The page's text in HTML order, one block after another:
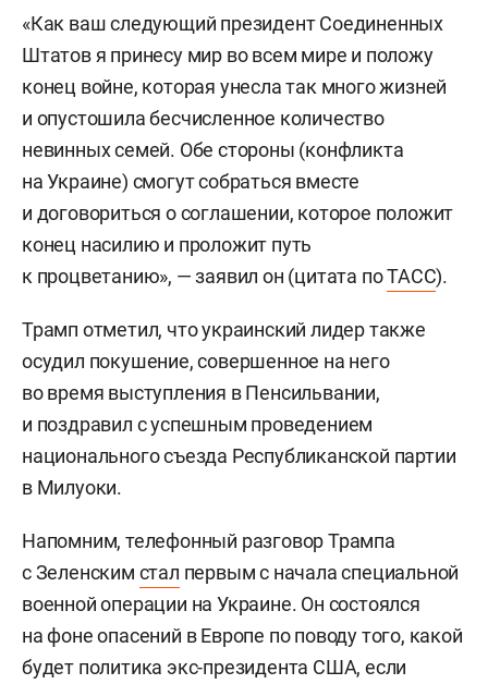
«Как ваш следующий президент Соединенных
Штатов я принесу мир во всем мире и положу
конец войне, которая унесла так много жизней
и опустошила бесчисленное количество
невинных семей. Обе стороны (конфликта
на Украине) смогут собраться вместе
и договориться о соглашении, которое положит
конец насилию и проложит путь
к процветанию», — заявил он (цитата поТАСС).
Трамп отметил, что украинский лидер также
осудил покушение, совершенное на него
во время выступления в Пенсильвании,
и поздравил с успешным проведением
национального съезда Республиканской партии
в Милуоки.
Напомним, телефонный разговор Трампа
с Зеленским стал первым с начала специальной
военной операции на Украине. Он состоялся
на фоне опасений в Европе по поводу того, какой
будет политика экс-президента США, если